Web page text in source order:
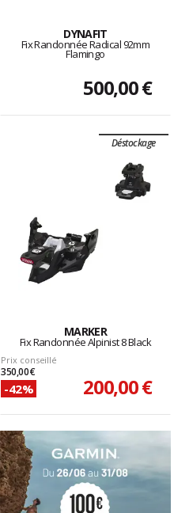
DYNAFIT
Fix Randonnée Radical 92mm
Flamingo
500,00 €
Déstockage
MARKER
Fix Randonnée Alpinist 8 Black
Prix conseillé
350,00 €
-42% 200,00 €